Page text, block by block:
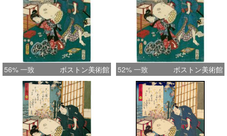
56% 一致 ボストン美術館 52% 一致 ボストン美術館